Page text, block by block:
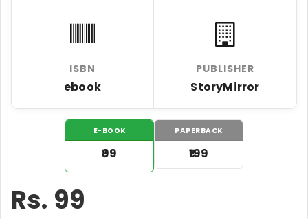
ISBN
ebook
PUBLISHER
StoryMirror
E-BOOK
₹99
PAPERBACK
₹199
Rs. 99